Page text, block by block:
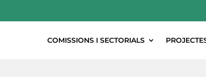
COMISSIONS I SECTORIALS